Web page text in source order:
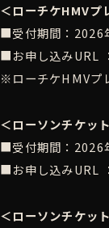
＜ローチケHMVプ
■受付期間：2026
■お申し込みURL ：
※ローチケHMVプ
＜ローソンチケッ
■受付期間：2026
■お申し込みURL ：
＜ローソンチケッ